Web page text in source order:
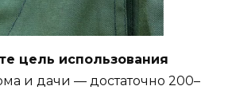
цель использования
и дачи — достаточно 200–